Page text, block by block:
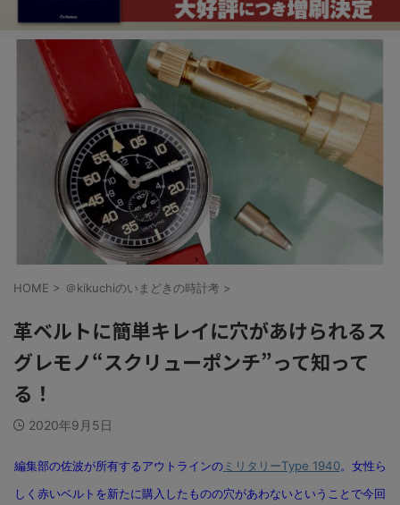
HOME > ＠kikuchiのいまどきの時計考 >
革ベルトに簡単キレイに穴があけられるス
グレモノ“スクリューポンチ”って知って
る！
2020年9月5日
編集部の佐波が所有するアウトラインのミリタリーType 1940。女性ら
しく赤いベルトを新たに購入したものの穴があわないということで今回